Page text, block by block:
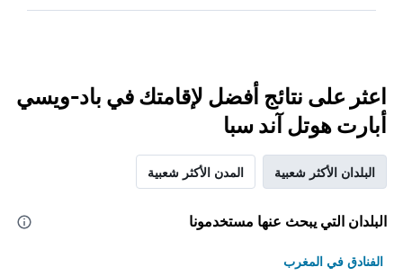
اعثر على نتائج أفضل لإقامتك في باد-ويسي
أبارت هوتل آند سبا
البلدان الأكثر شعبية المدن الأكثر شعبية
البلدان التي يبحث عنها مستخدمونا
الفنادق في المغرب